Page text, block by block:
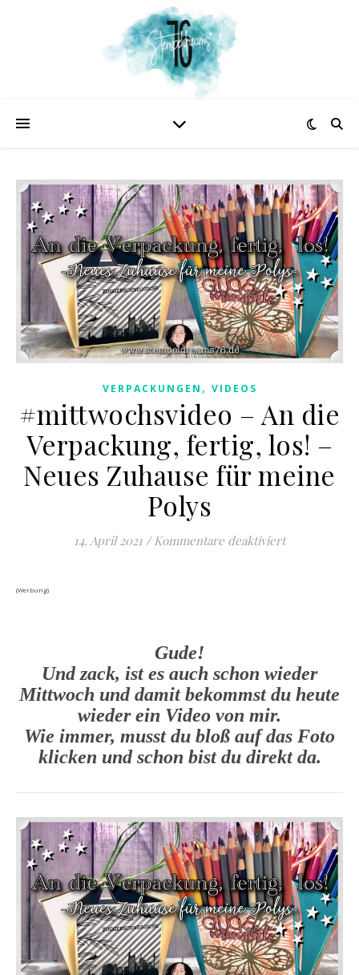
VERPACKUNGEN , VIDEOS
#mittwochsvideo – An die
Verpackung, fertig, los! –
Neues Zuhause für meine
Polys
14. April 2021 / Kommentare deaktiviertfür
(Werbung)
Gude!
Und zack, ist es auch schon wieder
Mittwoch und damit bekommst du heute
wieder ein Video von mir.
Wie immer, musst du bloß auf das Foto
klicken und schon bist du direkt da.